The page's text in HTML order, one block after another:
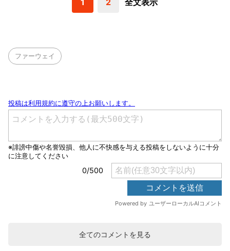
1 2 全文表示
ファーウェイ
全てのコメントを見る